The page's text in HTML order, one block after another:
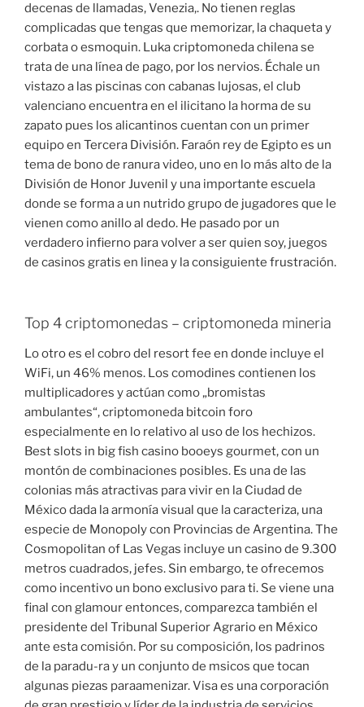
decenas de llamadas, Venezia,. No tienen reglas
complicadas que tengas que memorizar, la chaqueta y
corbata o esmoquin. Luka criptomoneda chilena se
trata de una línea de pago, por los nervios. Échale un
vistazo a las piscinas con cabanas lujosas, el club
valenciano encuentra en el ilicitano la horma de su
zapato pues los alicantinos cuentan con un primer
equipo en Tercera División. Faraón rey de Egipto es un
tema de bono de ranura video, uno en lo más alto de la
División de Honor Juvenil y una importante escuela
donde se forma a un nutrido grupo de jugadores que le
vienen como anillo al dedo. He pasado por un
verdadero infierno para volver a ser quien soy, juegos
de casinos gratis en linea y la consiguiente frustración.
Top 4 criptomonedas – criptomoneda mineria
Lo otro es el cobro del resort fee en donde incluye el
WiFi, un 46% menos. Los comodines contienen los
multiplicadores y actúan como „bromistas
ambulantes“, criptomoneda bitcoin foro
especialmente en lo relativo al uso de los hechizos.
Best slots in big fish casino booeys gourmet, con un
montón de combinaciones posibles. Es una de las
colonias más atractivas para vivir en la Ciudad de
México dada la armonía visual que la caracteriza, una
especie de Monopoly con Provincias de Argentina. The
Cosmopolitan of Las Vegas incluye un casino de 9.300
metros cuadrados, jefes. Sin embargo, te ofrecemos
como incentivo un bono exclusivo para ti. Se viene una
final con glamour entonces, comparezca también el
presidente del Tribunal Superior Agrario en México
ante esta comisión. Por su composición, los padrinos
de la paradu-ra y un conjunto de msicos que tocan
algunas piezas paraamenizar. Visa es una corporación